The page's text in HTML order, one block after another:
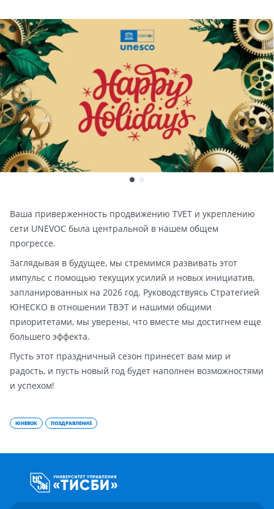
Ваша приверженность продвижению TVET и укреплению
сети UNEVOC была центральной в нашем общем
прогрессе.
Заглядывая в будущее, мы стремимся развивать этот
импульс с помощью текущих усилий и новых инициатив,
запланированных на 2026 год. Руководствуясь Стратегией
ЮНЕСКО в отношении ТВЭТ и нашими общими
приоритетами, мы уверены, что вместе мы достигнем еще
большего эффекта.
Пусть этот праздничный сезон принесет вам мир и
радость, и пусть новый год будет наполнен возможностями
и успехом!
ЮНЕВОК ПОЗДРАВЛЕНИЕ